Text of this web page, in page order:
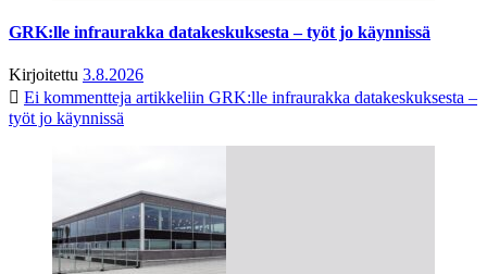
GRK:lle infraurakka datakeskuksesta – työt jo käynnissä
Kirjoitettu 3.8.2026
Ei kommentteja artikkeliin GRK:lle infraurakka datakeskuksesta –
työt jo käynnissä